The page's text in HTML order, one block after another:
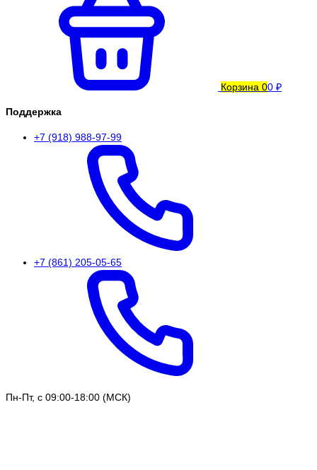
Корзина 00 ₽
Поддержка
+7 (918) 988-97-99
+7 (861) 205-05-65
Пн-Пт, с 09:00-18:00 (МСК)